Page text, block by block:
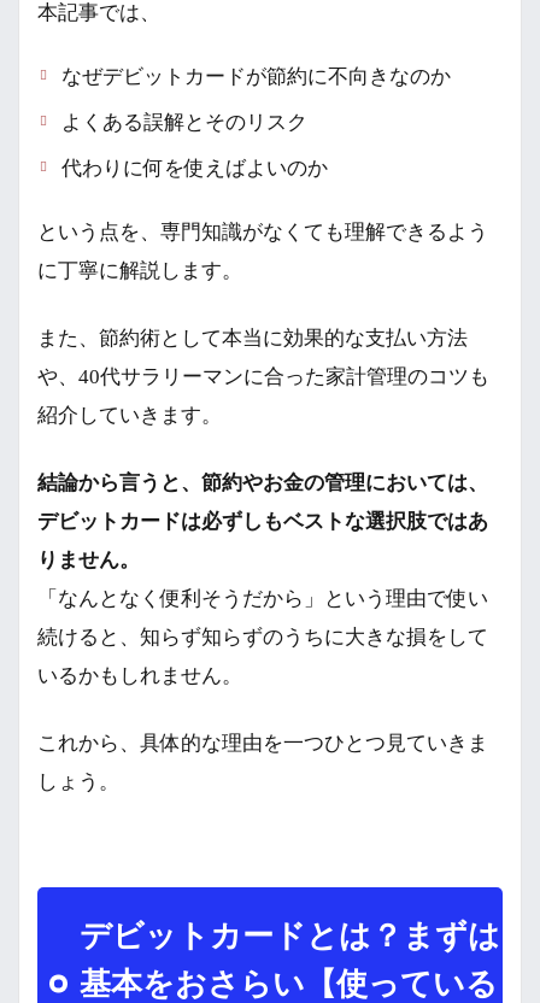
本記事では、
なぜデビットカードが節約に不向きなのか
よくある誤解とそのリスク
代わりに何を使えばよいのか
という点を、専門知識がなくても理解できるよう
に丁寧に解説します。
また、節約術として本当に効果的な支払い方法
や、40代サラリーマンに合った家計管理のコツも
紹介していきます。
結論から言うと、節約やお金の管理においては、
デビットカードは必ずしもベストな選択肢ではあ
りません。
「なんとなく便利そうだから」という理由で使い
続けると、知らず知らずのうちに大きな損をして
いるかもしれません。
これから、具体的な理由を一つひとつ見ていきま
しょう。
デビットカードとは？まずは
基本をおさらい【使っている